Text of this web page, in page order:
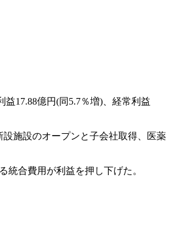
17.88億円(同5.7％増)、経常利益
設施設のオープンと子会社取得、医薬
統合費用が利益を押し下げた。